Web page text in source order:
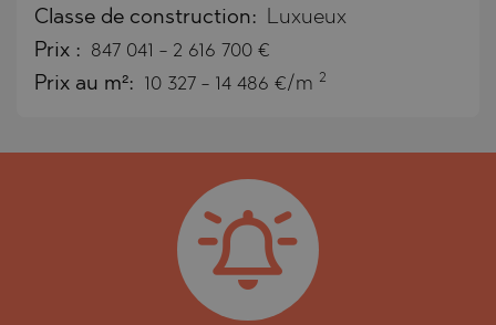
Classe de construction: Luxueux
Prix : 847 041 - 2 616 700 €
Prix au m²: 10 327 - 14 486 €/m 2